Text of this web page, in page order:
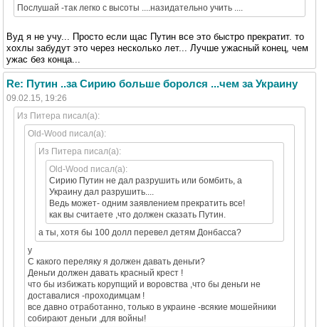
Послушай -так легко с высоты ....назидательно учить ....
Вуд я не учу... Просто если щас Путин все это быстро прекратит. то
хохлы забудут это через несколько лет... Лучше ужасный конец, чем
ужас без конца...
Re: Путин ..за Сирию больше боролся ...чем за Украину
09.02.15, 19:26
Из Питера писал(а):
Old-Wood писал(а):
Из Питера писал(а):
Old-Wood писал(а):
Сирию Путин не дал разрушить или бомбить, а
Украину дал разрушить....
Ведь может- одним заявлением прекратить все!
как вы считаете ,что должен сказать Путин.
а ты, хотя бы 100 долл перевел детям Донбасса?
у
С какого переляку я должен давать деньги?
Деньги должен давать красный крест !
что бы избижать корупщий и воровства ,что бы деньги не
доставалися -проходимцам !
все давно отработанно, только в украине -всякие мошейники
собирают деньги ,для войны!